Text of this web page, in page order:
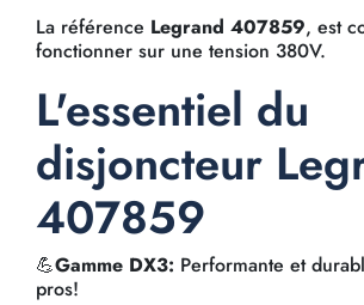
La référence Legrand 407859, est
fonctionner sur une tension 380V.
L'essentiel du
disjoncteur
407859
💪Gamme DX3: Performante et
pros!